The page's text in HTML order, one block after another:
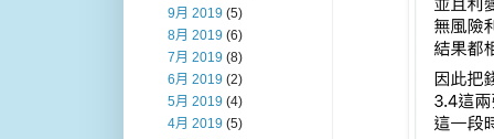
9月 2019 (5)
8月 2019 (6)
7月 2019 (8)
6月 2019 (2)
5月 2019 (4)
4月 2019 (5)